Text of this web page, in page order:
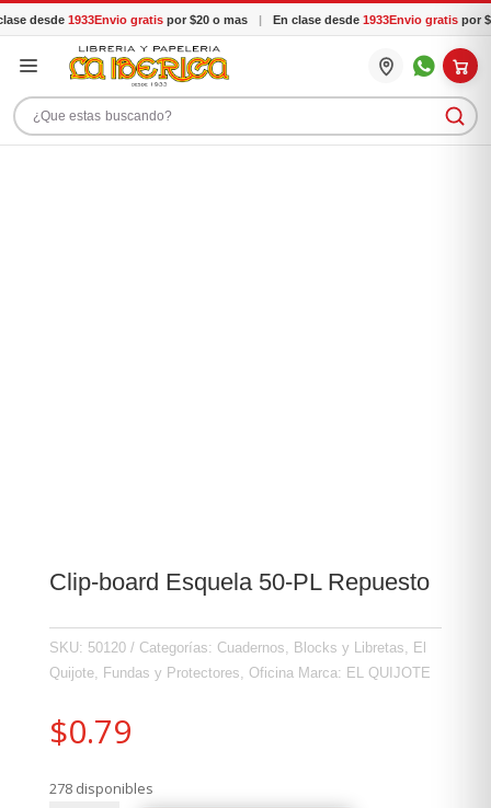
desde1933Envio gratispor $20 o mas En clase desde1933Envio gratispor
Buscar productos
Clip-board Esquela 50-PL Repuesto
SKU: 50120 Categorías: Cuadernos, Blocks y Libretas, El
Quijote, Fundas y Protectores, Oficina Marca: EL QUIJOTE
$0.79
278 disponibles